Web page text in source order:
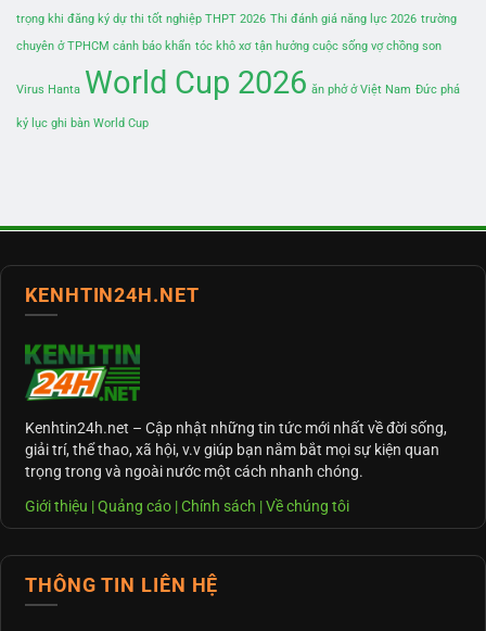
trọng khi đăng ký dự thi tốt nghiệp THPT 2026 Thi đánh giá năng lực 2026 trường
chuyên ở TPHCM cảnh báo khẩn tóc khô xơ tận hưởng cuộc sống vợ chồng son
Virus Hanta World Cup 2026 ăn phở ở Việt Nam Đức phá
kỷ lục ghi bàn World Cup
KENHTIN24H.NET
Kenhtin24h.net – Cập nhật những tin tức mới nhất về đời sống,
giải trí, thể thao, xã hội, v.v giúp bạn nắm bắt mọi sự kiện quan
trọng trong và ngoài nước một cách nhanh chóng.
Giới thiệu |Quảng cáo |Chính sách |Về chúng tôi
THÔNG TIN LIÊN HỆ